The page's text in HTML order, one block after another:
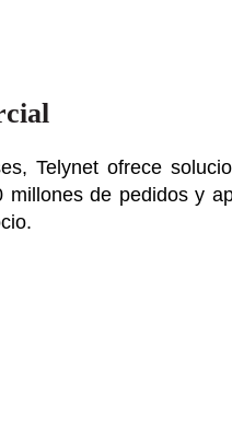
Telynet ofrece
de pedidos y